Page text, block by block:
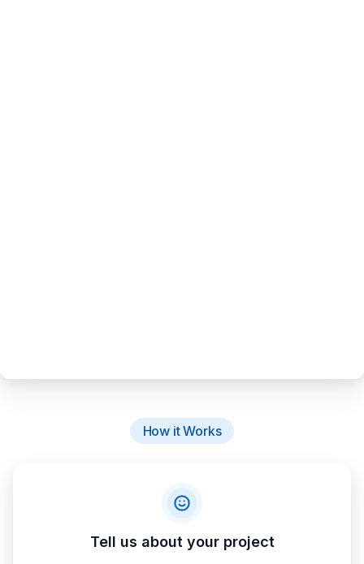
How it Works
Tell us about your project